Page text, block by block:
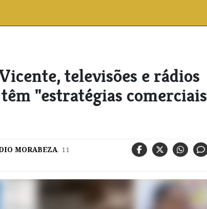
televisões e rádios
"estratégias comerciais
MORABEZA, 11